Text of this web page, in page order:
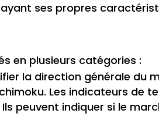
ses propres
en plusieurs catégories :
la direction générale du
Les indicateurs de
peuvent indiquer si le